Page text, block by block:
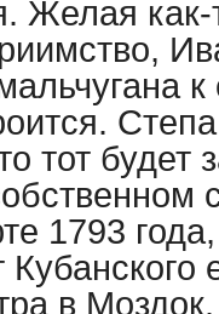
Желая как-
тот будет
1793
в